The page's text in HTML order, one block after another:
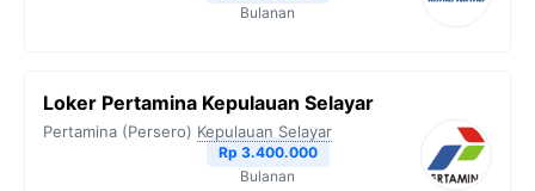
Bulanan
Loker Pertamina Kepulauan Selayar
Pertamina (Persero) Kepulauan Selayar
Rp 3.400.000
Bulanan